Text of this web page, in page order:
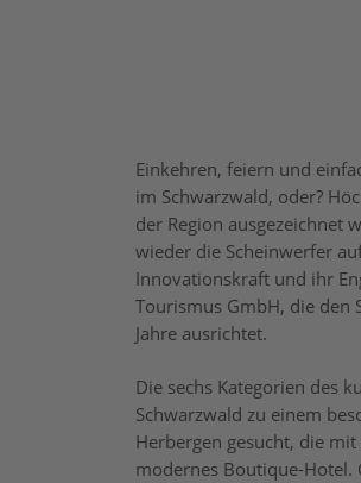
Einkehren, feiern und
im Schwarzwald, oder?
der Region ausgezeichnet
wieder die Scheinwerfer
Innovationskraft und ihr
Tourismus GmbH, die den
Jahre ausrichtet.
Die sechs Kategorien des
Schwarzwald zu einem
Herbergen gesucht, die
modernes Boutique-Hotel.